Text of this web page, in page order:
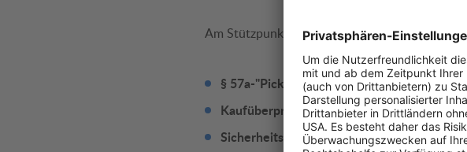
Am Stützpunkt Tulln werden u.a. folgende
§ 57a-"Pickerl"-Überprüfung
Kaufüberprüfung
Sicherheits- und Fahrwerksüberprüfung